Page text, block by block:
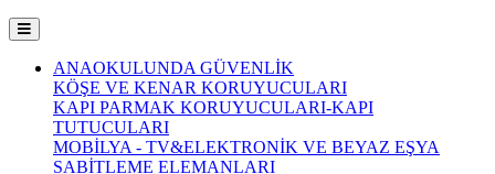
ANAOKULUNDA GÜVENLİK
KÖŞE VE KENAR KORUYUCULARI
KAPI PARMAK KORUYUCULARI-KAPI
TUTUCULARI
MOBİLYA - TV&ELEKTRONİK VE BEYAZ EŞYA
SABİTLEME ELEMANLARI